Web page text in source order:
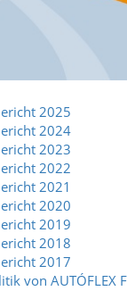
2025
2024
2023
2022
2021
2020
2019
2018
2017
von AUTÓFLEX